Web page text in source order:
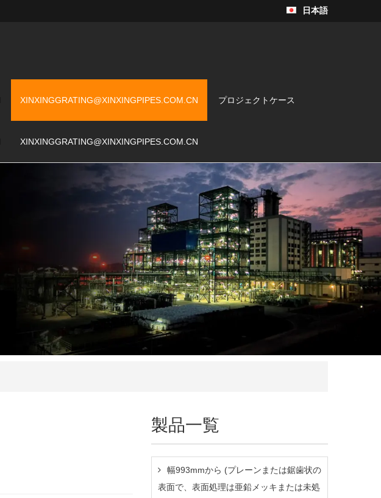
日本語
XINXINGGRATING@XINXINGPIPES.COM.CN プロジェクトケース
XINXINGGRATING@XINXINGPIPES.COM.CN
製品一覧
幅993mmから (プレーンまたは鋸歯状の
表面で、表面処理は亜鉛メッキまたは未処